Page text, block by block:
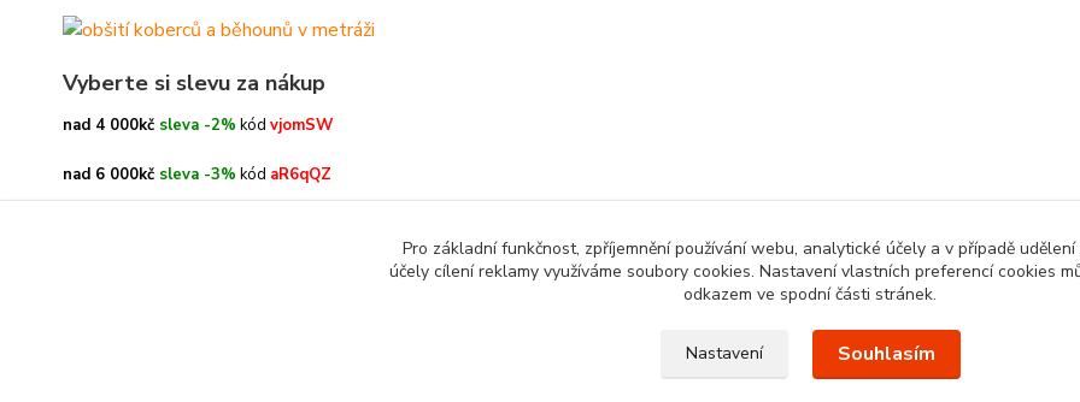
Vyberte si slevu za nákup
nad 4 000kč sleva -2% kód vjomSW
nad 6 000kč sleva -3% kód aR6qQZ
Pro základní funkčnost, zpříjemnění používání webu, analytické účely a v případě
účely cílení reklamy využíváme soubory cookies. Nastavení vlastních preferencí cookies
odkazem ve spodní části stránek.
Nastavení Souhlasím